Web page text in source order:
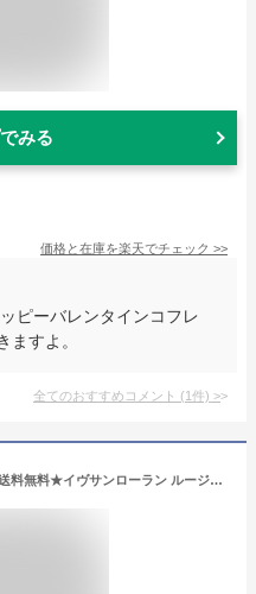
みる
価格と在庫を楽天でチェック >>
ピーバレンタインコフレ
ますよ。
全てのおすすめコメント (1件) >
★ハッピーバレンタインコフレ/送料無料★イヴサンローラン ルージュ ヴォリュプテ キャンディグレーズ No.4 ヌード プレジャー(3.2g)＜4935421761758＞